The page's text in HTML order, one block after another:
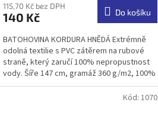
produktu
je
z
5
hvězdiček.
115,70 Kč bez DPH
140 Kč Do košíku
BATOHOVINA KORDURA HNĚDÁ Extrémně
odolná textilie s PVC zátěrem na rubové
straně, který zaručí 100% nepropustnost
vody. Šíře 147 cm, gramáž 360 g/m2, 100%
PES. Vodoodpudivá...
Kód: 1070